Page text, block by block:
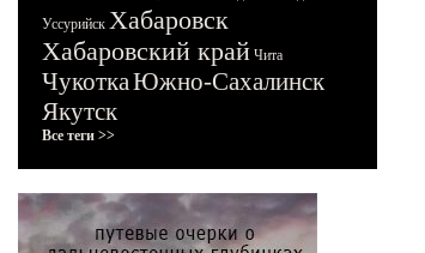
Уссурийск Хабаровск
Хабаровский край Чита
ЧукоткаЮжно-Сахалинск
Якутск
Все теги >>